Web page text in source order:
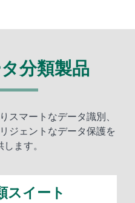
分類製品
スマートなデータ識別、
ジェントなデータ保護を
ます。
スイート